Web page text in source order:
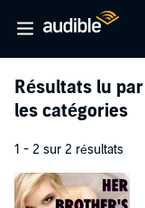
Résultats lu par
les catégories
1 - 2 sur 2 résultats